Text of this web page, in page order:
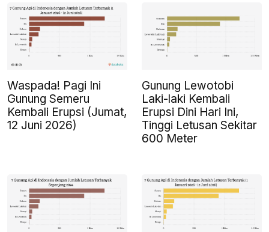
Waspada! Pagi Ini
Gunung Semeru
Kembali Erupsi (Jumat,
12 Juni 2026)
Gunung Lewotobi
Laki-laki Kembali
Erupsi Dini Hari Ini,
Tinggi Letusan Sekitar
600 Meter